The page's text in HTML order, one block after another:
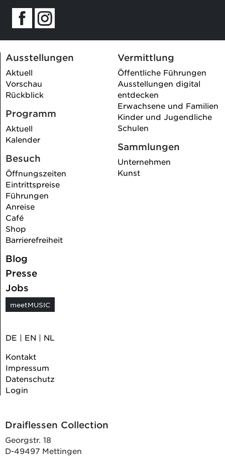
Ausstellungen
Aktuell
Vorschau
Rückblick
Programm
Aktuell
Kalender
Besuch
Öffnungszeiten
Eintrittspreise
Führungen
Anreise
Café
Shop
Barrierefreiheit
Vermittlung
Öffentliche Führungen
Ausstellungen digital
entdecken
Erwachsene und Familien
Kinder und Jugendliche
Schulen
Sammlungen
Unternehmen
Kunst
Blog
Presse
Jobs
meetMUSIC
DE | EN | NL
Kontakt
Impressum
Datenschutz
Login
Draiflessen Collection
Georgstr. 18
D-49497 Mettingen